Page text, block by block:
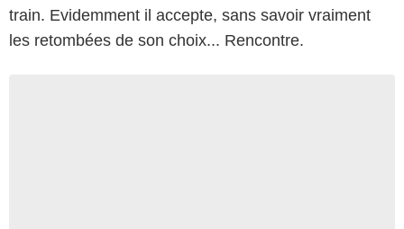
train. Evidemment il accepte, sans savoir vraiment
les retombées de son choix... Rencontre.